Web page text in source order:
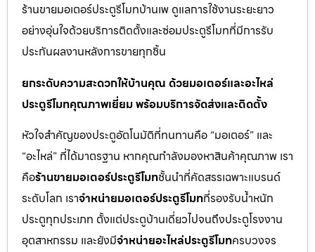
ร้านขายมอเตอร์ประตูรีโมทบ้านเพ ดูแลการใช้งานระยะยาว
อย่างอุ่นใจด้วยบริการติดตั้งและซ่อมประตูรีโมทที่มีการรับ
ประกันผลงานหลังการขายทุกชิ้น
ยกระดับความสะดวกให้บ้านคุณ ด้วยมอเตอร์และอะไหล่
ประตูรีโมทคุณภาพเยี่ยม พร้อมบริการจัดส่งและติดตั้ง
หัวใจสำคัญของประตูอัตโนมัติที่ทนทานคือ “มอเตอร์” และ
“อะไหล่” ที่ได้มาตรฐาน หากคุณกำลังมองหาสินค้าคุณภาพ เรา
คือร้านขายมอเตอร์ประตูรีโมทชั้นนำที่คัดสรรเฉพาะแบรนด์
ระดับโลก เราจำหน่ายมอเตอร์ประตูรีโมทที่รองรับน้ำหนัก
ประตูทุกประเภท ตั้งแต่ประตูบ้านเดี่ยวไปจนถึงประตูโรงงาน
อุตสาหกรรม และยังมีจำหน่ายอะไหล่ประตูรีโมทครบวงจร